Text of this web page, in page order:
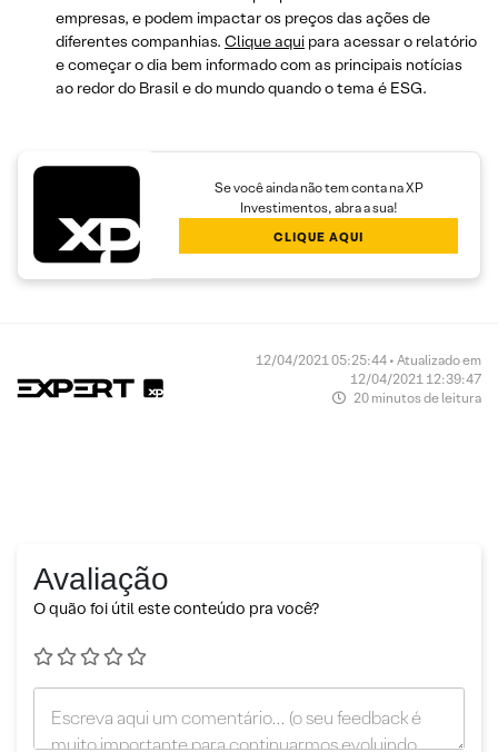
empresas, e podem impactar os preços das ações de
diferentes companhias. Clique aqui para acessar o relatório
e começar o dia bem informado com as principais notícias
ao redor do Brasil e do mundo quando o tema é ESG.
Se você ainda não tem conta na XP
Investimentos, abra a sua!
CLIQUE AQUI
12/04/2021 05:25:44 • Atualizado em
12/04/2021 12:39:47
20 minutos de leitura
Avaliação
O quão foi útil este conteúdo pra você?